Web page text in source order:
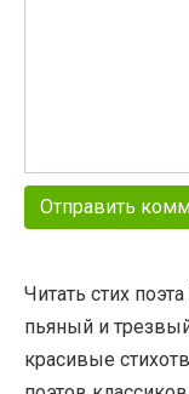
Читать стих
пьяный и
красивые